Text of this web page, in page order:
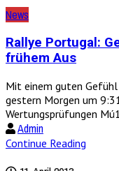
News
Rallye Portugal:
frühem Aus
Mit einem guten
gestern Morgen um
Wertungsprüfungen
Admin
Continue Reading